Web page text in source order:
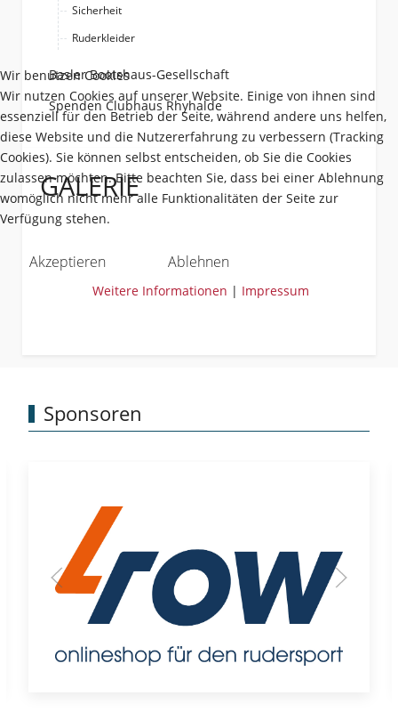
Sicherheit
Ruderkleider
Basler Bootshaus-Gesellschaft
Spenden Clubhaus Rhyhalde
GALERIE
Sponsoren
Wir benutzen Cookies
Wir nutzen Cookies auf unserer Website. Einige von ihnen sind
essenziell für den Betrieb der Seite, während andere uns helfen,
diese Website und die Nutzererfahrung zu verbessern (Tracking
Cookies). Sie können selbst entscheiden, ob Sie die Cookies
zulassen möchten. Bitte beachten Sie, dass bei einer Ablehnung
womöglich nicht mehr alle Funktionalitäten der Seite zur
Verfügung stehen.
Akzeptieren Ablehnen
Weitere Informationen | Impressum